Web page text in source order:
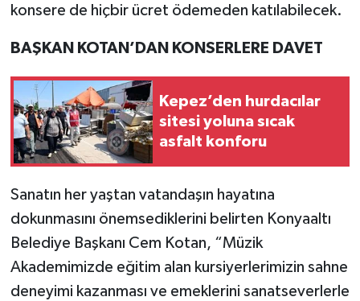
konsere de hiçbir ücret ödemeden katılabilecek.
BAŞKAN KOTAN’DAN KONSERLERE DAVET
Kepez’den hurdacılar
sitesi yoluna sıcak
asfalt konforu
Sanatın her yaştan vatandaşın hayatına
dokunmasını önemsediklerini belirten Konyaaltı
Belediye Başkanı Cem Kotan, “Müzik
Akademimizde eğitim alan kursiyerlerimizin sahne
deneyimi kazanması ve emeklerini sanatseverlerle